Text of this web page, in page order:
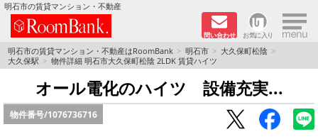
明石市の賃貸マンション・不動産
問い合わせ お気に入り ×
TOPページ
分譲マンションシリーズ
リノベーション物件
明石市の賃貸マンション・不動産はRoomBank 明石市
大久保町松陰
大久保駅
物件詳細 明石市大久保町松陰 2LDK 賃貸ハイツ
オール電化のハイツ 設備充実...
物件番号/1076736716